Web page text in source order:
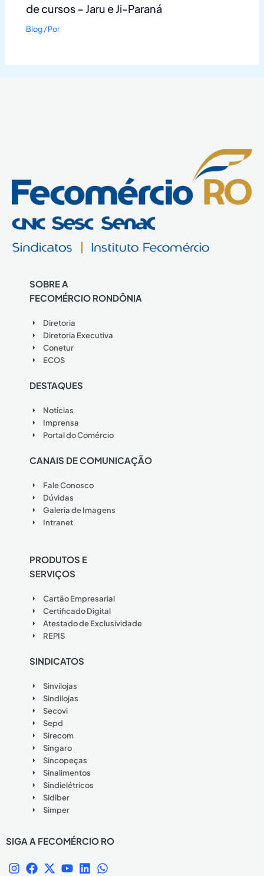
de cursos – Jaru e Ji-Paraná
Blog/ Por
SOBRE A
FECOMÉRCIO RONDÔNIA
Diretoria
Diretoria Executiva
Conetur
ECOS
DESTAQUES
Notícias
Imprensa
Portal do Comércio
CANAIS DE COMUNICAÇÃO
Fale Conosco
Dúvidas
Galeria de Imagens
Intranet
PRODUTOS E
SERVIÇOS
Cartão Empresarial
Certificado Digital
Atestado de Exclusividade
REPIS
SINDICATOS
Sinvilojas
Sindilojas
Secovi
Sepd
Sirecom
Singaro
Sincopeças
Sinalimentos
Sindielétricos
Sidiber
Simper
SIGA A FECOMÉRCIO RO
I
F
X
Y
L
W